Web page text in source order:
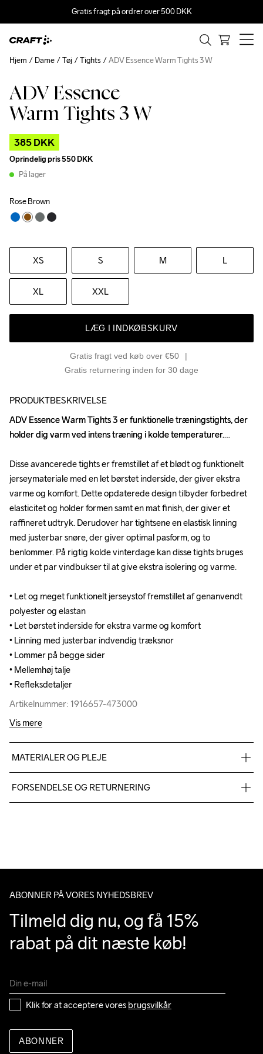
Gratis fragt på ordrer over 500 DKK
ADV Essence
Warm Tights 3 W
385 DKK
Oprindelig pris550 DKK
På lager
Rose Brown
XS S M L
XL XXL
LÆG I INDKØBSKURV
Gratis fragt ved køb over €50
Gratis returnering inden for 30 dage
Hjem Dame Tøj Tights ADV Essence Warm Tights 3 W
Outlet
PRODUKTBESKRIVELSE
ADV Essence Warm Tights 3 er funktionelle træningstights, der
holder dig varm ved intens træning i kolde temperaturer.
Disse avancerede tights er fremstillet af et blødt og funktionelt
jerseymateriale med en let børstet inderside, der giver ekstra
varme og komfort. Dette opdaterede design tilbyder forbedret
elasticitet og holder formen samt en mat finish, der giver et
raffineret udtryk. Derudover har tightsene en elastisk linning
med justerbar snøre, der giver optimal pasform, og to
benlommer. På rigtig kolde vinterdage kan disse tights bruges
under et par vindbukser til at give ekstra isolering og varme.
• Let og meget funktionelt jerseystof fremstillet af genanvendt
polyester og elastan
• Let børstet inderside for ekstra varme og komfort
• Linning med justerbar indvendig træksnor
• Lommer på begge sider
• Mellemhøj talje
• Refleksdetaljer
Artikelnummer: 1916657-473000
ADV Essence Warm Tights 3 er funktionelle træningstights, der
holder dig varm ved intens træning i kolde temperaturer.
Disse avancerede tights er fremstillet af et blødt og funktionelt
jerseymateriale med en let børstet inderside, der giver ekstra
varme og komfort. Dette opdaterede design tilbyder forbedret
elasticitet og holder formen samt en mat finish, der giver et
raffineret udtryk. Derudover har tightsene en elastisk linning
med justerbar snøre, der giver optimal pasform, og to
benlommer. På rigtig kolde vinterdage kan disse tights bruges
under et par vindbukser til at give ekstra isolering og varme.
• Let og meget funktionelt jerseystof fremstillet af genanvendt
polyester og elastan
• Let børstet inderside for ekstra varme og komfort
• Linning med justerbar indvendig træksnor
• Lommer på begge sider
• Mellemhøj talje
• Refleksdetaljer
Artikelnummer: 1916657-473000
Vis mere
MATERIALER OG PLEJE
Genanvendt polyamid, 18% Elastan
FORSENDELSE OG RETURNERING
ABONNER PÅ VORES NYHEDSBREV
Tilmeld dig nu, og få 15%
rabat på dit næste køb!
Klik for at acceptere vores brugsvilkår
ABONNER